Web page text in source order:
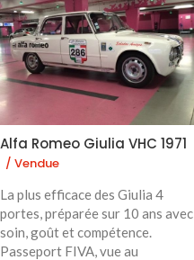
Alfa Romeo Giulia VHC 1971
/ Vendue
La plus efficace des Giulia 4
portes, préparée sur 10 ans avec
soin, goût et compétence.
Passeport FIVA, vue au